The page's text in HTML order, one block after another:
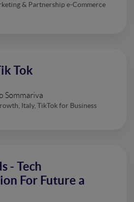
& Partnership e-Commerce
Tok
Sommariva
Italy, TikTok for Business
- Tech
For Future a